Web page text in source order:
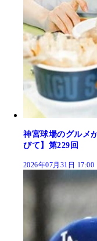
神宮球場のグルメ
びて】第229回
2026年07月31日 17:00